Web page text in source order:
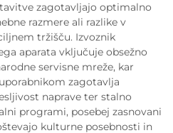
zagotavljajo optimalno
razmere ali razlike v
tržišču. Izvoznik
aparata vključuje obsežno
servisne mreže, kar
zagotavlja
naprave ter stalno
programi, posebej zasnovani
kulturne posebnosti in